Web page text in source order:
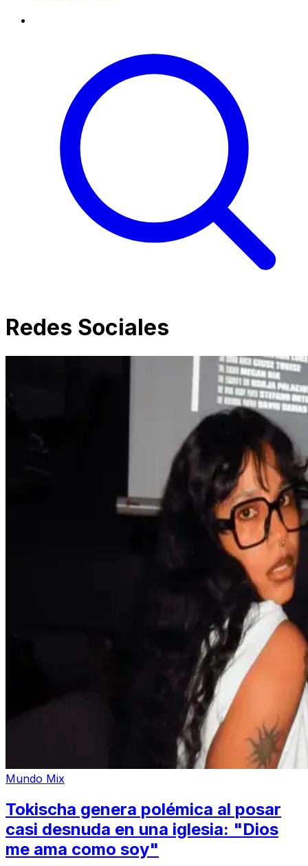
Redes Sociales
Mundo Mix
Tokischa genera polémica al posar
casi desnuda en una iglesia: "Dios
me ama como soy"